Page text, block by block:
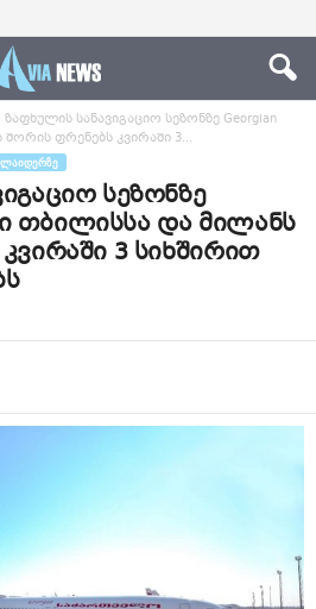
ზაფხულის სანავიგაციო სეზონზე Georgian
ფრენებს კვირაში 3...
სეზონზე
ი თბილისსა და მილანს
3 სიხშირით